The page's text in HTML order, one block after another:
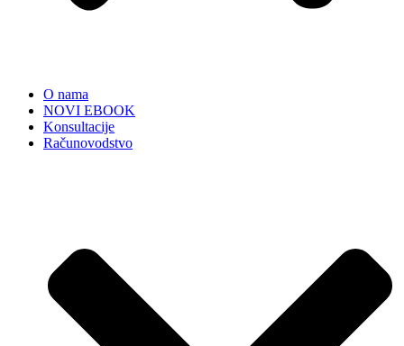
O nama
NOVI EBOOK
Konsultacije
Računovodstvo